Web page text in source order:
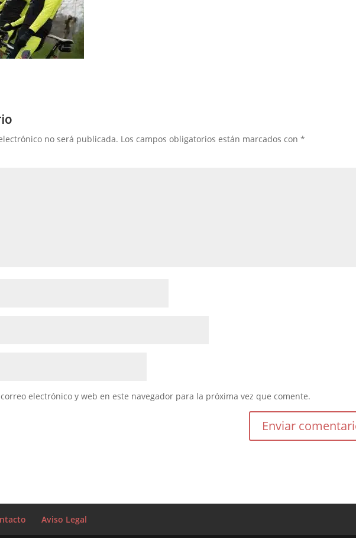
no será publicada. Los campos obligatorios están marcados con*
electrónico y web en este navegador para la próxima vez que comente.
Aviso Legal